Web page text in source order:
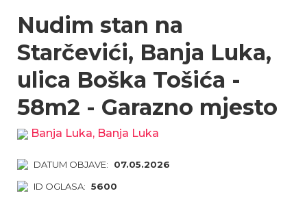
Nudim stan na
Starčevići, Banja Luka,
ulica Boška Tošića -
58m2 - Garazno mjesto
Banja Luka, Banja Luka
DATUM OBJAVE:
07.05.2026
ID OGLASA: 5600